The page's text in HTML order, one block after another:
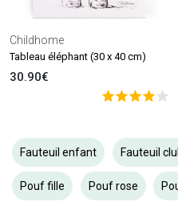
Childhome
Tableau éléphant (30 x 40 cm)
30.90€
Fauteuil enfant Fauteuil
Pouf fille Pouf rose